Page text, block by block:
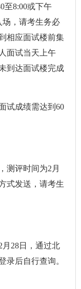
8:00或下午
场，请考生务必
相应面试楼前集
面试当天上午
到达面试楼完成
成绩需达到60
评时间为2月
式发送，请考生
28日，通过北
录后自行查询。